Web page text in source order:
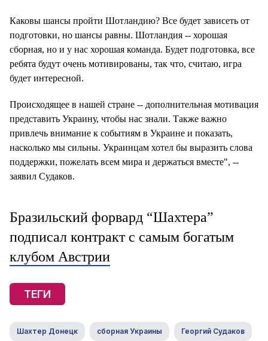
Каковы шансы пройти Шотландию? Все будет зависеть от
подготовки, но шансы равны. Шотландия -- хорошая
сборная, но и у нас хорошая команда. Будет подготовка, все
ребята будут очень мотивированы, так что, считаю, игра
будет интересной.
Происходящее в нашей стране -- дополнительная мотивация
представить Украину, чтобы нас знали. Также важно
привлечь внимание к событиям в Украине и показать,
насколько мы сильны. Украинцам хотел бы выразить слова
поддержки, пожелать всем мира и держаться вместе", --
заявил Судаков.
Бразильский форвард “Шахтера”
подписал контракт с самым богатым
клубом Австрии
ТЕГИ
Шахтер Донецк сборная Украины Георгий Судаков